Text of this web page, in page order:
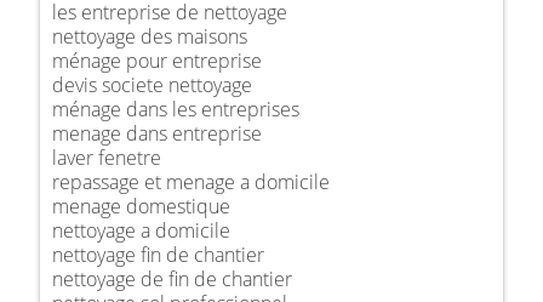
les entreprise de nettoyage
nettoyage des maisons
ménage pour entreprise
devis societe nettoyage
ménage dans les entreprises
menage dans entreprise
laver fenetre
repassage et menage a domicile
menage domestique
nettoyage a domicile
nettoyage fin de chantier
nettoyage de fin de chantier